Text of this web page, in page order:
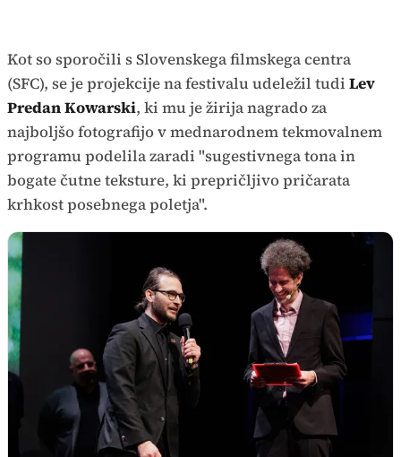
Kot so sporočili s Slovenskega filmskega centra
(SFC), se je projekcije na festivalu udeležil tudi Lev
Predan Kowarski, ki mu je žirija nagrado za
najboljšo fotografijo v mednarodnem tekmovalnem
programu podelila zaradi "sugestivnega tona in
bogate čutne teksture, ki prepričljivo pričarata
krhkost posebnega poletja".